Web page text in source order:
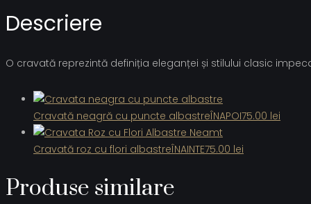
Descriere
O cravată reprezintă definiția eleganței și stilului clasic
Cravată neagră cu puncte albastreÎNAPOI75.00 lei
Cravată roz cu flori albastreÎNAINTE75.00 lei
Produse similare